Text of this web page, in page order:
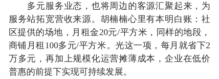
多元服务业态，也将周边的客源汇聚起来，为
服务站拓宽营收来源。胡楠楠心里有本明白账：社
区提供的场地，月租金20元/平方米，同样的地段，
商铺月租100多元/平方米。光这一项，每月就省下2
万多元，再加上规模化运营摊薄成本，企业在低价
普惠的前提下实现可持续发展。